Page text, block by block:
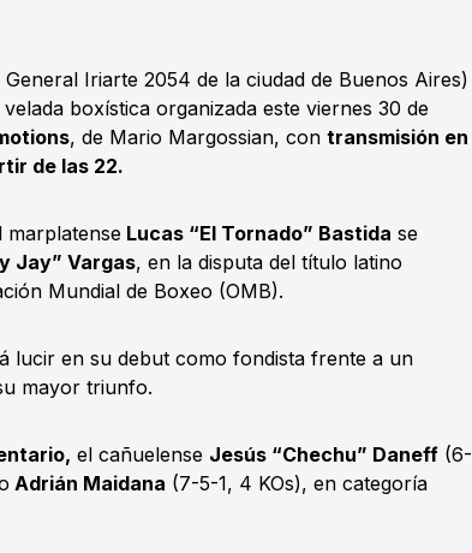
Iriarte 2054 de la ciudad de Buenos Aires)
boxística organizada este viernes 30 de
, de Mario Margossian, con transmisión en
de las 22.
marplatense Lucas “El Tornado” Bastida se
Jay” Vargas, en la disputa del título latino
Mundial de Boxeo (OMB).
lucir en su debut como fondista frente a un
mayor triunfo.
el cañuelense Jesús “Chechu” Daneff (6-
Adrián Maidana (7-5-1, 4 KOs), en categoría